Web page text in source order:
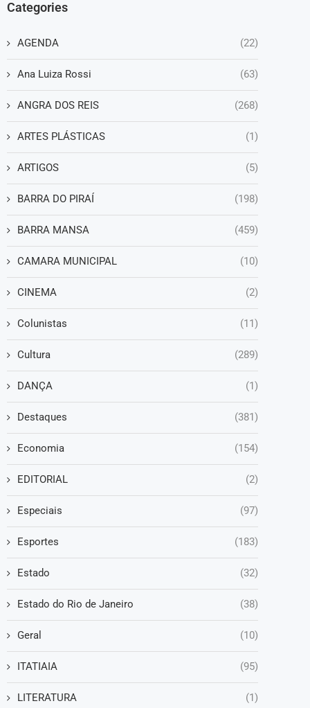
Categories
AGENDA (22)
Ana Luiza Rossi (63)
ANGRA DOS REIS (268)
ARTES PLÁSTICAS (1)
ARTIGOS (5)
BARRA DO PIRAÍ (198)
BARRA MANSA (459)
CAMARA MUNICIPAL (10)
CINEMA (2)
Colunistas (11)
Cultura (289)
DANÇA (1)
Destaques (381)
Economia (154)
EDITORIAL (2)
Especiais (97)
Esportes (183)
Estado (32)
Estado do Rio de Janeiro (38)
Geral (10)
ITATIAIA (95)
LITERATURA (1)